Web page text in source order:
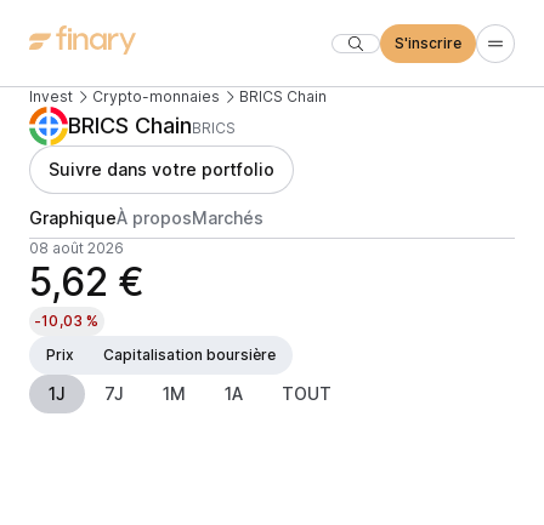
S'inscrire
Invest Crypto-monnaies BRICS Chain
BRICS ChainBRICS
Suivre dans votre portfolio
GraphiqueÀ proposMarchés
08 août 2026
5,62 €
-10,03 %
Prix
Capitalisation boursière
1J 7J 1M 1A TOUT